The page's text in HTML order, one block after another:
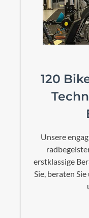
120
Unsere
erstklassige
Sie, beraten